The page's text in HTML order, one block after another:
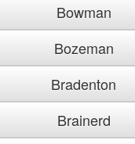
Bowman
Bozeman
Bradenton
Brainerd